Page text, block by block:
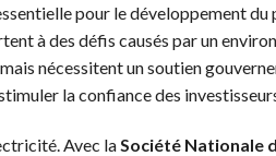
pour le développement du
à des défis causés par un
nécessitent un soutien
la confiance des
Avec laSociété Nationale